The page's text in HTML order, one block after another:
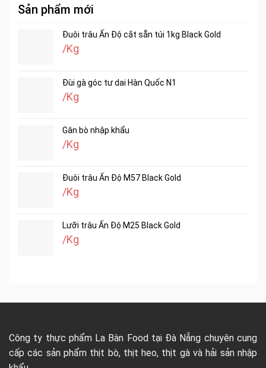
Sản phẩm mới
Đuôi trâu Ấn Độ cắt sẵn túi 1kg Black Gold
/Kg
Đùi gà góc tư dai Hàn Quốc N1
/Kg
Gân bò nhập khẩu
/Kg
Đuôi trâu Ấn Độ M57 Black Gold
/Kg
Lưỡi trâu Ấn Độ M25 Black Gold
/Kg
Công ty thực phẩm La Bàn Food tại Đà Nẵng chuyên cung
cấp các sản phẩm thịt bò, thịt heo, thịt gà và hải sản nhập